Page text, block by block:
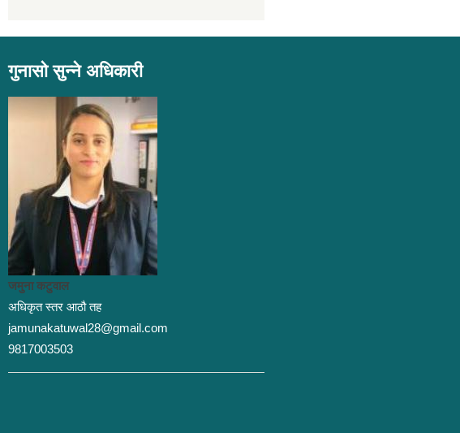
गुनासो सुन्ने अधिकारी
जमुना कटुवाल
अधिकृत स्तर आठौ तह
jamunakatuwal28@gmail.com
9817003503